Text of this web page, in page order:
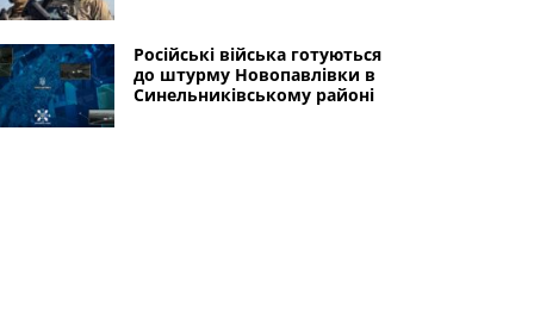
Російські війська готуються
до штурму Новопавлівки в
Синельниківському районі